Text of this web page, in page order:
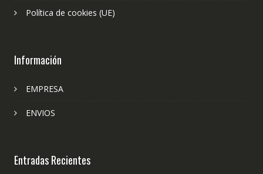
Política de cookies (UE)
Información
EMPRESA
ENVIOS
Entradas Recientes